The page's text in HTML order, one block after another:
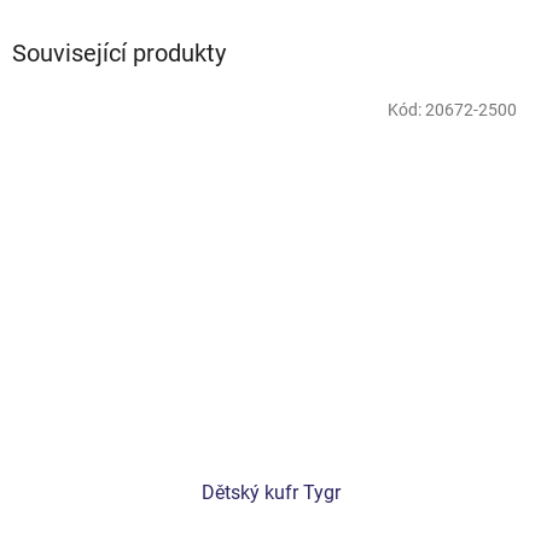
Související produkty
Dětský kufr Tygr
Kód:20672-2500